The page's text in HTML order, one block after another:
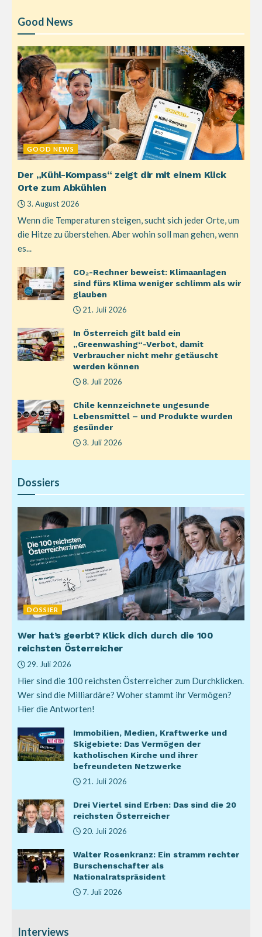
Good News
GOOD NEWS
Der „Kühl-Kompass“ zeigt dir mit einem Klick
Orte zum Abkühlen
3. August 2026
Wenn die Temperaturen steigen, sucht sich jeder Orte, um
die Hitze zu überstehen. Aber wohin soll man gehen, wenn
es...
CO₂-Rechner beweist: Klimaanlagen
sind fürs Klima weniger schlimm als wir
glauben
21. Juli 2026
In Österreich gilt bald ein
„Greenwashing“-Verbot, damit
Verbraucher nicht mehr getäuscht
werden können
8. Juli 2026
Chile kennzeichnete ungesunde
Lebensmittel – und Produkte wurden
gesünder
3. Juli 2026
Dossiers
DOSSIER
Wer hat’s geerbt? Klick dich durch die 100
reichsten Österreicher
29. Juli 2026
Hier sind die 100 reichsten Österreicher zum Durchklicken.
Wer sind die Milliardäre? Woher stammt ihr Vermögen?
Hier die Antworten!
Immobilien, Medien, Kraftwerke und
Skigebiete: Das Vermögen der
katholischen Kirche und ihrer
befreundeten Netzwerke
21. Juli 2026
Drei Viertel sind Erben: Das sind die 20
reichsten Österreicher
20. Juli 2026
Walter Rosenkranz: Ein stramm rechter
Burschenschafter als
Nationalratspräsident
7. Juli 2026
Interviews